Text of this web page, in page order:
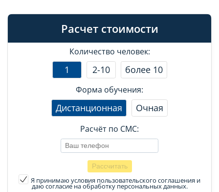
Расчет стоимости
Количество человек:
1 2-10 более 10
Форма обучения:
Дистанционная Очная
Расчёт по СМС:
Я принимаю условия пользовательского соглашения и
даю согласие на обработку персональных данных.